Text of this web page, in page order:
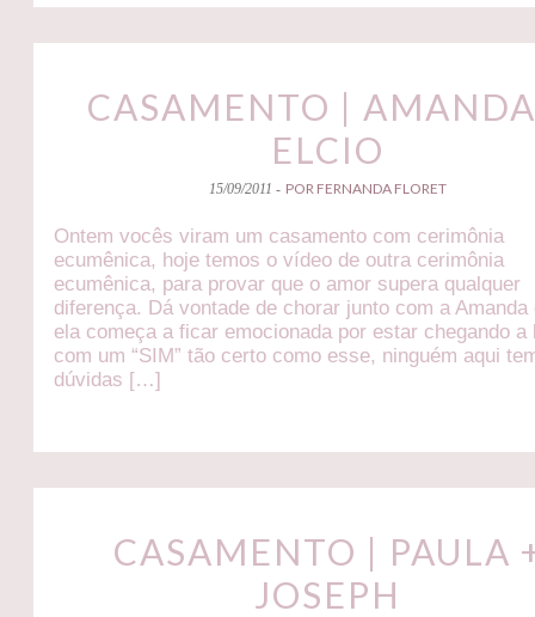
CASAMENTO |
ELCIO
15/09/2011 - POR FERNANDA FLORET
Ontem vocês viram um casamento com cerimônia
ecumênica, hoje temos o vídeo de outra cerimônia
ecumênica, para provar que o amor supera qualquer
diferença. Dá vontade de chorar junto com a Amanda
ela começa a ficar emocionada por estar chegando a
com um “SIM” tão certo como esse, ninguém aqui
dúvidas […]
CASAMENTO | PAULA
JOSEPH